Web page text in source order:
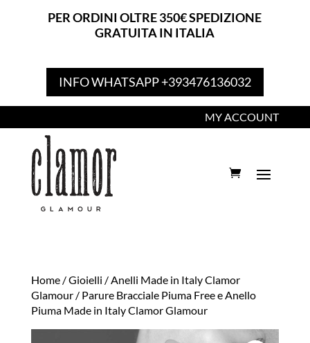
PER ORDINI OLTRE 350€ SPEDIZIONE
GRATUITA IN ITALIA
INFO WHATSAPP +393476136032
MY ACCOUNT
Home/Gioielli / Anelli Made in Italy Clamor
Glamour/ Parure Bracciale Piuma Free e Anello
Piuma Made in Italy Clamor Glamour